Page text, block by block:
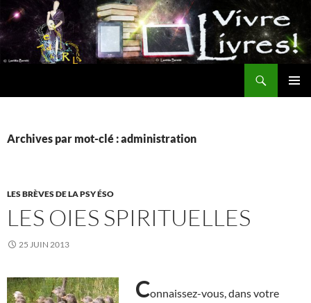
Aller
au
contenu
Archives par mot-clé : administration
LES BRÈVES DE LA PSY ÉSO
LES OIES SPIRITUELLES
25 JUIN 2013
Connaissez-vous, dans votre